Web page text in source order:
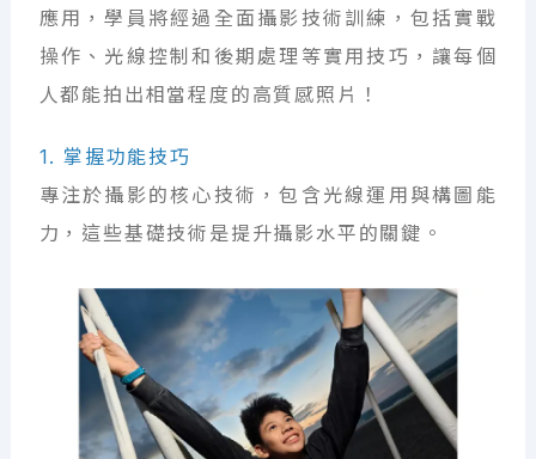
應用，學員將經過全面攝影技術訓練，包括實戰
操作、光線控制和後期處理等實用技巧，讓每個
人都能拍出相當程度的高質感照片！
1. 掌握功能技巧
專注於攝影的核心技術，包含光線運用與構圖能
力，這些基礎技術是提升攝影水平的關鍵。